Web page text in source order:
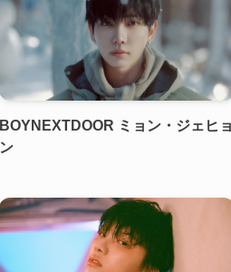
BOYNEXTDOOR ミョン・ジェヒ
ン